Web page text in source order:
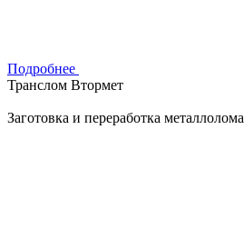
Подробнее
Транслом Втормет
Заготовка и переработка металлолома